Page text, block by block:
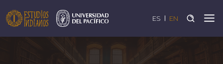
ES EN